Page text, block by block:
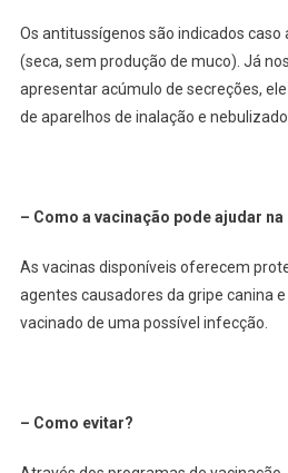
Os antitussígenos são indicados
(seca, sem produção de muco). Já
apresentar acúmulo de secreções,
de aparelhos de inalação e
– Como a vacinação pode ajudar na
As vacinas disponíveis oferecem
agentes causadores da gripe canina
vacinado de uma possível infecção.
– Como evitar?